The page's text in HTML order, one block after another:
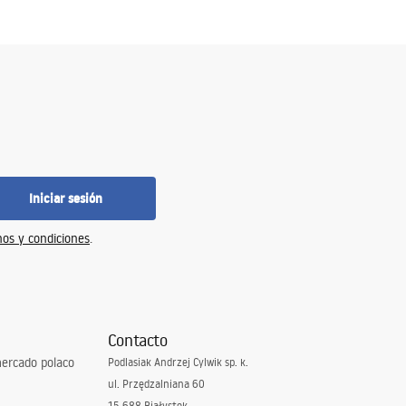
Iniciar sesión
y condiciones.
polaco
Contacto
Podlasiak Andrzej Cylwik sp. k.
ul. Przędzalniana 60